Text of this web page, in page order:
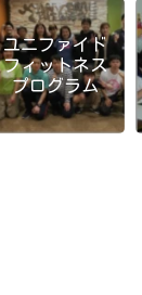
ユニファイド
フィットネス
プログラム